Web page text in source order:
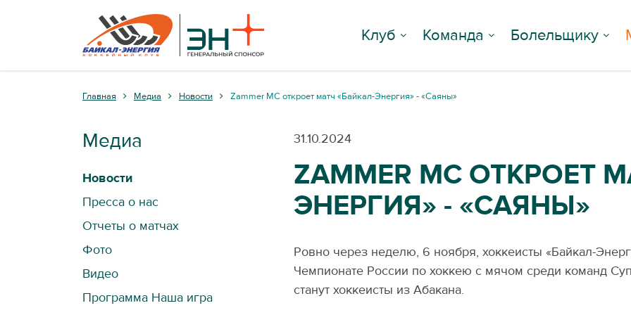
Клуб Команда Болельщику
Главная Медиа Новости Zammer MC откроет матч «Байкал-Энергия» - «Саяны»
31.10.2024
ZAMMER MC ОТКРОЕТ
ЭНЕРГИЯ» - «САЯНЫ»
Ровно через неделю, 6 ноября, хоккеисты «Байкал-
Чемпионате России по хоккею с мячом среди команд
станут хоккеисты из Абакана.
Медиа
Новости
Пресса о нас
Отчеты о матчах
Фото
Видео
Программа Наша игра